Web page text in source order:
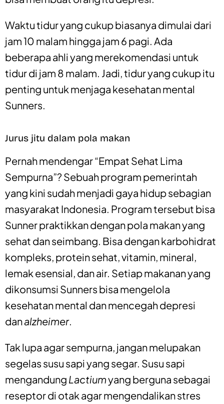
Waktu tidur yang cukup biasanya dimulai dari
jam 10 malam hingga jam 6 pagi. Ada
beberapa ahli yang merekomendasi untuk
tidur di jam 8 malam. Jadi, tidur yang cukup itu
penting untuk menjaga kesehatan mental
Sunners.
Jurus jitu dalam pola makan
Pernah mendengar “Empat Sehat Lima
Sempurna”? Sebuah program pemerintah
yang kini sudah menjadi gaya hidup sebagian
masyarakat Indonesia. Program tersebut bisa
Sunner praktikkan dengan pola makan yang
sehat dan seimbang. Bisa dengan karbohidrat
kompleks, protein sehat, vitamin, mineral,
lemak esensial, dan air. Setiap makanan yang
dikonsumsi Sunners bisa mengelola
kesehatan mental dan mencegah depresi
danalzheimer.
Tak lupa agar sempurna, jangan melupakan
segelas susu sapi yang segar. Susu sapi
mengandung Lactiumyang berguna sebagai
reseptor di otak agar mengendalikan stres